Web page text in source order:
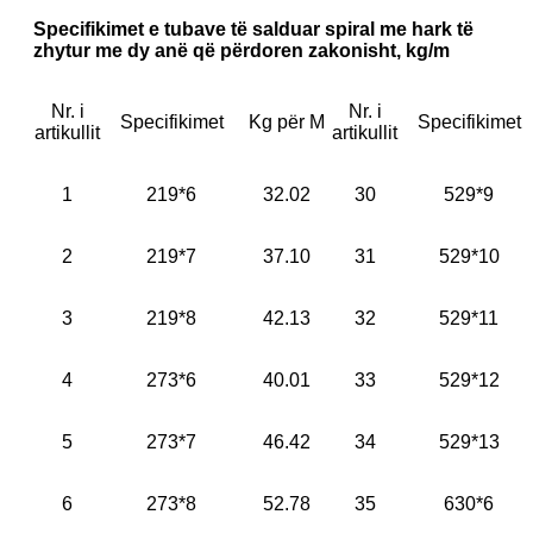
Specifikimet e tubave të salduar spiral me hark të
zhytur me dy anë që përdoren zakonisht, kg/m
Nr. i
artikullit
Specifikimet Kg për M
Nr. i
artikullit
Specifikimet
1 219*6 32.02 30 529*9
2 219*7 37.10 31 529*10
3 219*8 42.13 32 529*11
4 273*6 40.01 33 529*12
5 273*7 46.42 34 529*13
6 273*8 52.78 35 630*6